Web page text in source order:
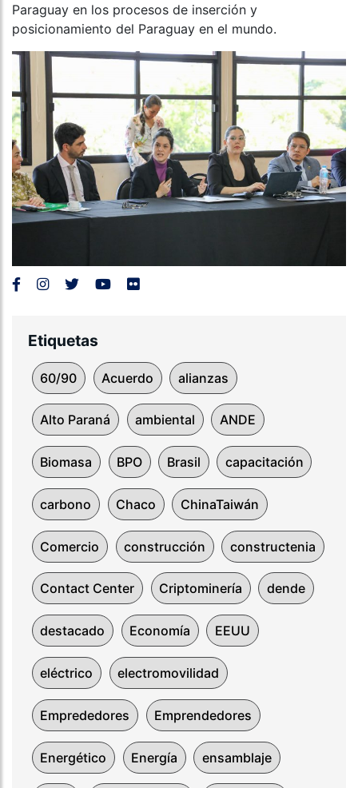
Paraguay en los procesos de inserción y
posicionamiento del Paraguay en el mundo.
Etiquetas
60/90 Acuerdo alianzas
Alto Paraná ambiental ANDE
Biomasa BPO Brasil capacitación
carbono Chaco ChinaTaiwán
Comercio construcción constructenia
Contact Center Criptominería dende
destacado Economía EEUU
eléctrico electromovilidad
Emprededores Emprendedores
Energético Energía ensamblaje